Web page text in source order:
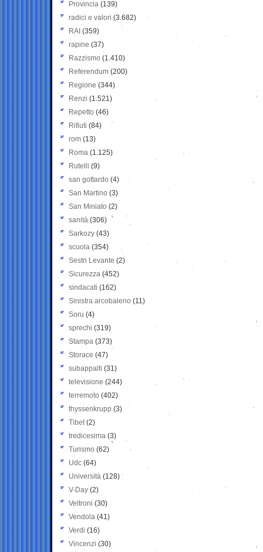
Provincia (139)
radici e valori (3.682)
RAI (359)
rapine (37)
Razzismo (1.410)
Referendum (200)
Regione (344)
Renzi (1.521)
Repetto (46)
Rifiuti (84)
rom (13)
Roma (1.125)
Rutelli (9)
san gottardo (4)
San Martino (3)
San Miniato (2)
sanità (306)
Sarkozy (43)
scuola (354)
Sestri Levante (2)
Sicurezza (452)
sindacati (162)
Sinistra arcobaleno (11)
Soru (4)
sprechi (319)
Stampa (373)
Storace (47)
subappalti (31)
televisione(244)
terremoto (402)
thyssenkrupp (3)
Tibet(2)
tredicesima (3)
Turismo (62)
Udc (64)
Università (128)
V-Day (2)
Veltroni (30)
Vendola (41)
Verdi (16)
Vincenzi (30)